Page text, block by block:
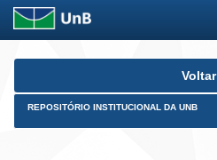
Skip
Voltar
REPOSITÓRIO INSTITUCIONAL DA UNB